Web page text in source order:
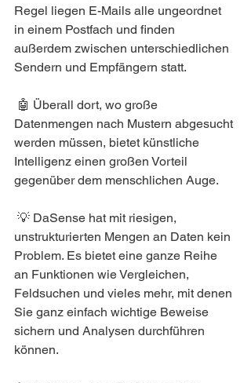
Regel liegen E-Mails alle ungeordnet
in einem Postfach und finden
außerdem zwischen unterschiedlichen
Sendern und Empfängern statt.
Datenmengen nach Mustern abgesucht
werden müssen, bietet künstliche
Intelligenz einen großen Vorteil
gegenüber dem menschlichen Auge.
unstrukturierten Mengen an Daten kein
Problem. Es bietet eine ganze Reihe
an Funktionen wie Vergleichen,
Feldsuchen und vieles mehr, mit denen
Sie ganz einfach wichtige Beweise
sichern und Analysen durchführen
können.